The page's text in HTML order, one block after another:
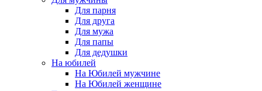
Для парня
Для друга
Для мужа
Для папы
Для дедушки
На юбилей
На Юбилей мужчине
На Юбилей женщине